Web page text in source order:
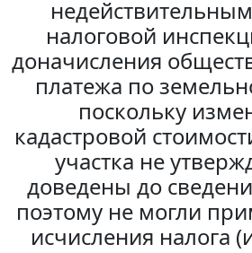
налоговой
доначисления
платежа по
поскольку
кадастровой
участка не
доведены до
поэтому не могли
исчисления налога